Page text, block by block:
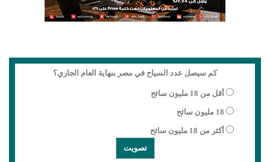
كم سيصل عدد السياح في مصر بنهاية العام الجاري؟
أقل من 18 مليون سائح
18 مليون سائح
أكثر من 18 مليون سائح